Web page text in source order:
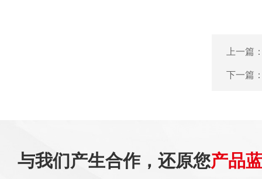
上一篇
下一篇
与我们产生合作，还原您产品